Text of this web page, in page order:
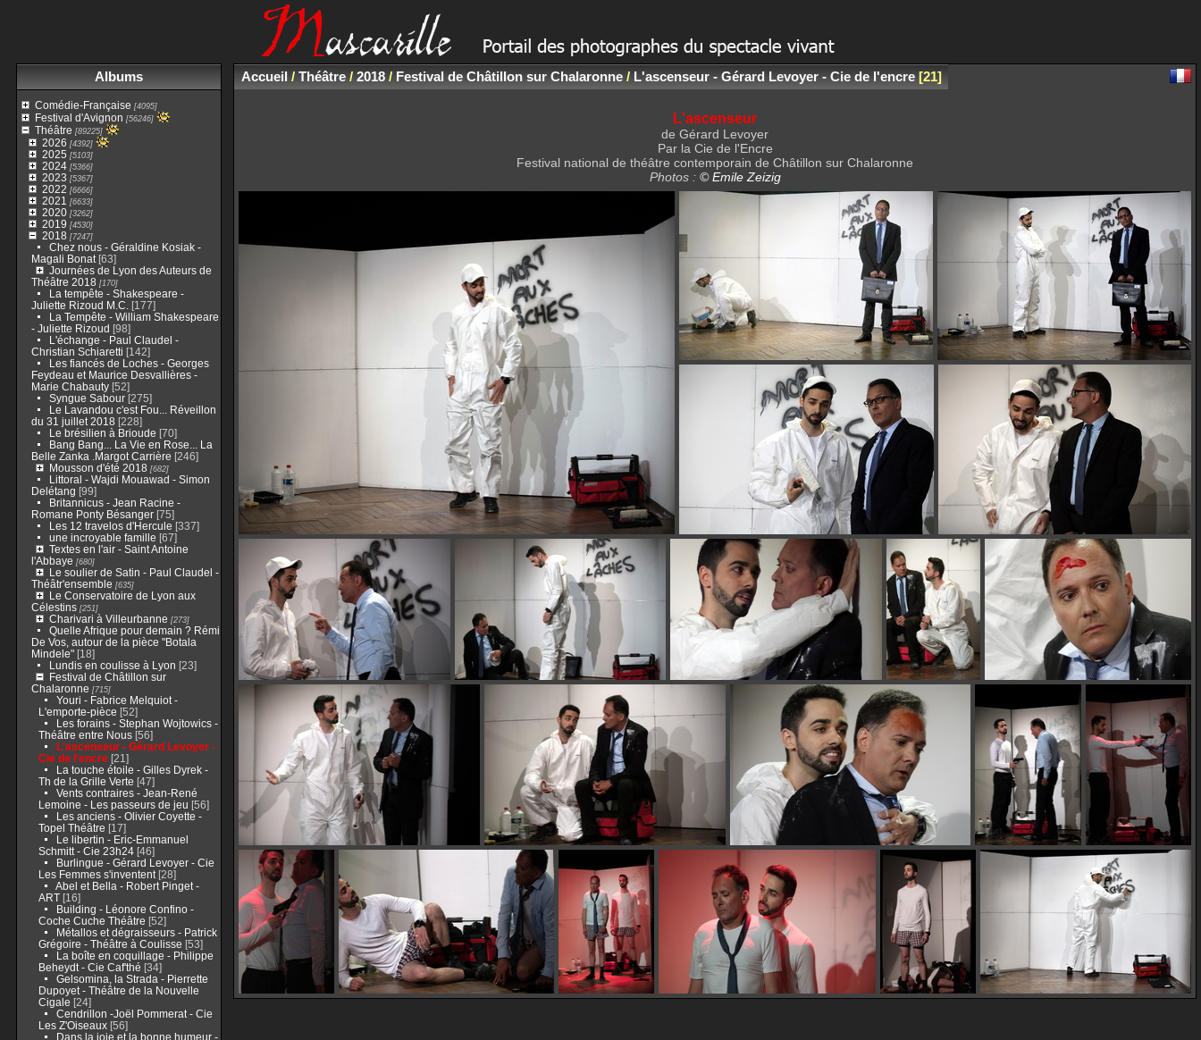
Albums
Comédie-Française [4095]
Festival d'Avignon [56246]
Théâtre [89225]
2026 [4392]
2025 [5103]
2024[5366]
2023 [5367]
2022 [6666]
2021 [6633]
2020[3262]
2019 [4530]
2018 [7247]
Chez nous - Géraldine Kosiak -
Magali Bonat[63]
Journées de Lyon des Auteurs de
Théâtre 2018 [170]
La tempête - Shakespeare -
Juliette Rizoud M.C.
[177]
La Tempête - William Shakespeare
- Juliette Rizoud [98]
L'échange - Paul Claudel -
Christian Schiaretti [142]
Les fiancés de Loches - Georges
Feydeau et Maurice Desvallières -
Marie Chabauty[52]
Syngue Sabour[275]
Le Lavandou c'est Fou... Réveillon
du 31 juillet 2018 [228]
Le brésilien à Brioude [70]
Bang Bang... La Vie en Rose... La
Belle Zanka .Margot Carrière [246]
Mousson d'été 2018 [682]
Littoral - Wajdi Mouawad - Simon
Delétang [99]
Britannicus - Jean Racine -
Romane Ponty Bésanger[75]
Les 12 travelos d'Hercule [337]
une incroyable famille [67]
Textes en l'air - Saint Antoine
l'Abbaye [680]
Le soulier de Satin - Paul Claudel -
Théâtr'ensemble [635]
Le Conservatoire de Lyon aux
Célestins[251]
Charivari à Villeurbanne [273]
Quelle Afrique pour demain ? Rémi
De Vos, autour de la pièce "Botala
Mindele"[18]
Lundis en coulisse à Lyon [23]
Festival de Châtillon sur
Chalaronne [715]
Youri - Fabrice Melquiot -
L'emporte-pièce [52]
Les forains - Stephan Wojtowics -
Théâtre entre Nous[56]
L'ascenseur - Gérard Levoyer -
Cie de l'encre[21]
La touche étoile - Gilles Dyrek -
Th de la Grille Verte [47]
Vents contraires - Jean-René
Lemoine - Les passeurs de jeu [56]
Les anciens - Olivier Coyette -
Topel Théâtre [17]
Le libertin - Eric-Emmanuel
Schmitt - Cie 23h24[46]
Burlingue - Gérard Levoyer - Cie
Les Femmes s'inventent[28]
Abel et Bella - Robert Pinget -
ART[16]
Building - Léonore Confino -
Coche Cuche Théâtre [52]
Métallos et dégraisseurs - Patrick
Grégoire - Théâtre à Coulisse [53]
La boîte en coquillage - Philippe
Beheydt - Cie Caf'thé [34]
Gelsomina, la Strada - Pierrette
Dupoyet - Théâtre de la Nouvelle
Cigale [24]
Cendrillon -Joël Pommerat - Cie
Les Z'Oiseaux[56]
Dans la joie et la bonne humeur -
Accueil/ Théâtre/ 2018/ Festival de Châtillon sur Chalaronne/ L'ascenseur - Gérard Levoyer - Cie de l'encre 21
L'ascenseur
de Gérard Levoyer
Par la Cie de l'Encre
Festival national de théâtre contemporain de Châtillon sur Chalaronne
Photos : © Emile Zeizig